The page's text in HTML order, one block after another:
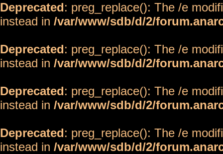
Deprecated: preg_replace(): The /e
instead in /var/www/sdb/d/2/
Deprecated: preg_replace(): The /e
instead in /var/www/sdb/d/2/
Deprecated: preg_replace(): The /e
instead in /var/www/sdb/d/2/
Deprecated: preg_replace(): The /e
instead in /var/www/sdb/d/2/